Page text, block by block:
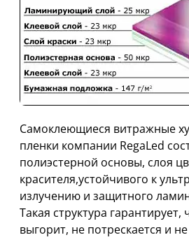
Cамоклеющиеся витражные
пленки компании RegaLed
полиэстерной основы, слоя
красителя,устойчивого к
излучению и защитного
Такая структура гарантирует,
выгорит, не потрескается и